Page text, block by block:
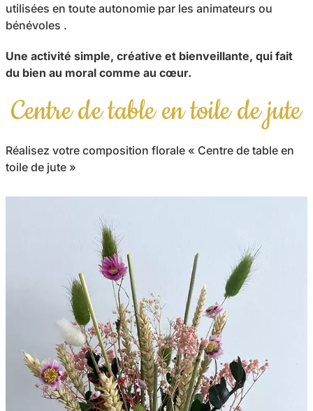
utilisées en toute autonomie par les animateurs ou
bénévoles .
Une activité simple, créative et bienveillante, qui fait
du bien au moral comme au cœur.
Centre de table en toile de jute
Réalisez votre composition florale « Centre de table en
toile de jute »